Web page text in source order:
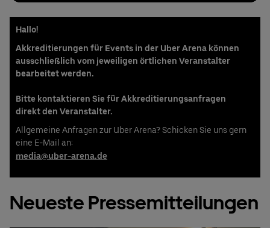
Hallo!
Akkreditierungen für Events in der Uber Arena können
ausschließlich vom jeweiligen örtlichen Veranstalter
bearbeitet werden.
Bitte kontaktieren Sie für Akkreditierungsanfragen
direkt den Veranstalter.
Allgemeine Anfragen zur Uber Arena? Schicken Sie uns gern
eine E-Mail an:
media@uber-arena.de
Neueste Pressemitteilungen